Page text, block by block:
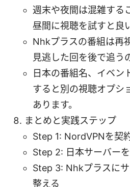
週末や夜間は混雑する
昼間に視聴を試すと良
Nhkプラスの番組は再
見逃した回を後で追う
日本の番組名、イベン
すると別の視聴オプシ
あります。
まとめと実践ステップ
Step 1: NordVPNを契
Step 2: 日本サーバー
Step 3: Nhkプラスにサ
整える